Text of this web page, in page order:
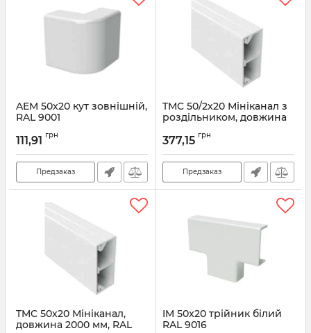
AEM 50x20 кут зовнішній,
RAL 9001
111,91 грн
Предзаказ
TMC 50/2x20 Мініканал з
роздільником, довжина
Артикул: 00314C
377,15 грн
Предзаказ
TMC 50x20 Мініканал,
довжина 2000 мм, RAL
IM 50x20 трійник білий
RAL 9016